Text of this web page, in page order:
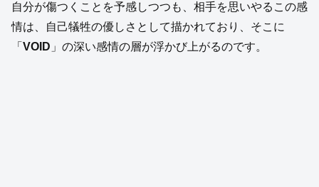
自分が傷つくことを予感しつつも、相手を思いやるこの感
情は、自己犠牲の優しさとして描かれており、そこに
「 VOID 」の深い感情の層が浮かび上がるのです。